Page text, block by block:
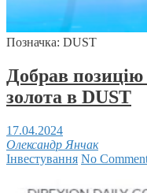
Позначка: DUST
Добрав позицію
золота в DUST
17.04.2024
Олександр Янчак
Інвестування No